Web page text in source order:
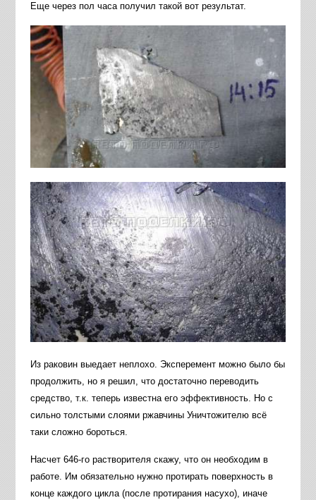
Еще через пол часа получил такой вот результат.
Из раковин выедает неплохо. Эксперемент можно было бы
продолжить, но я решил, что достаточно переводить
средство, т.к. теперь известна его эффективность. Но с
сильно толстыми слоями ржавчины Уничтожителю всё
таки сложно бороться.
Насчет 646-го растворителя скажу, что он необходим в
работе. Им обязательно нужно протирать поверхность в
конце каждого цикла (после протирания насухо), иначе